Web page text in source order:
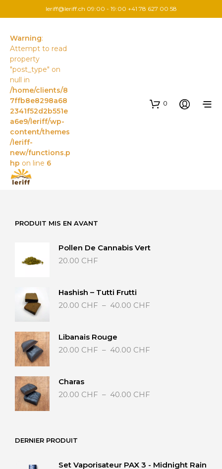
leriff@leriff.ch 09:00 - 19:00 +41 78 627 00 58
Warning:
Attempt to read
property
"post_type" on
null in
/home/clients/8
7ffb8e8298a68
2341f52d2b551e
a6e9/leriff/wp-
content/themes
/leriff-
new/functions.p
hp on line 6
0
PRODUIT MIS EN AVANT
Pollen De Cannabis Vert
20.00 CHF
Hashish – Tutti Frutti
20.00 CHF – 40.00 CHF
Libanais Rouge
20.00 CHF – 40.00 CHF
Charas
20.00 CHF – 40.00 CHF
DERNIER PRODUIT
Set Vaporisateur PAX 3 - Midnight Rain